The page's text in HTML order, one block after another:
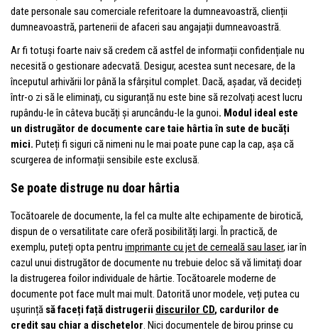
date personale sau comerciale referitoare la dumneavoastră, clienții
dumneavoastră, partenerii de afaceri sau angajații dumneavoastră.
Ar fi totuși foarte naiv să credem că astfel de informații confidențiale nu
necesită o gestionare adecvată. Desigur, acestea sunt necesare, de la
începutul arhivării lor până la sfârșitul complet. Dacă, așadar, vă decideți
într-o zi să le eliminați, cu siguranță nu este bine să rezolvați acest lucru
rupându-le în câteva bucăți și aruncându-le la gunoi. Modul ideal este
un distrugător de documente care taie hârtia în sute de bucăți
mici. Puteți fi siguri că nimeni nu le mai poate pune cap la cap, așa că
scurgerea de informații sensibile este exclusă.
Se poate distruge nu doar hârtia
Tocătoarele de documente, la fel ca multe alte echipamente de birotică,
dispun de o versatilitate care oferă posibilități largi. În practică, de
exemplu, puteți opta pentru imprimante cu jet de cerneală sau laser, iar în
cazul unui distrugător de documente nu trebuie deloc să vă limitați doar
la distrugerea foilor individuale de hârtie. Tocătoarele moderne de
documente pot face mult mai mult. Datorită unor modele, veți putea cu
ușurință să faceți față distrugerii discurilor CD, cardurilor de
credit sau chiar a dischetelor. Nici documentele de birou prinse cu